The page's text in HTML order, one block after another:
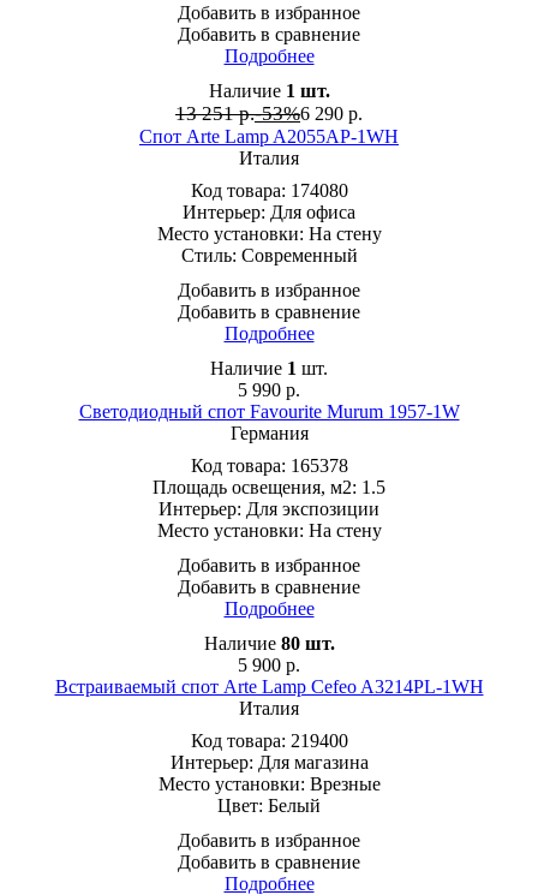
Добавить в избранное
Добавить в сравнение
Подробнее
Наличие 1 шт.
13 251 р.-53%6 290 р.
Спот Arte Lamp A2055AP-1WH
Италия
Код товара: 174080
Интерьер: Для офиса
Место установки: На стену
Стиль: Современный
Добавить в избранное
Добавить в сравнение
Подробнее
Наличие 1 шт.
5 990 р.
Светодиодный спот Favourite Murum 1957-1W
Германия
Код товара: 165378
Площадь освещения, м2: 1.5
Интерьер: Для экспозиции
Место установки: На стену
Добавить в избранное
Добавить в сравнение
Подробнее
Наличие 80 шт.
5 900 р.
Встраиваемый спот Arte Lamp Cefeo A3214PL-1WH
Италия
Код товара: 219400
Интерьер: Для магазина
Место установки: Врезные
Цвет: Белый
Добавить в избранное
Добавить в сравнение
Подробнее